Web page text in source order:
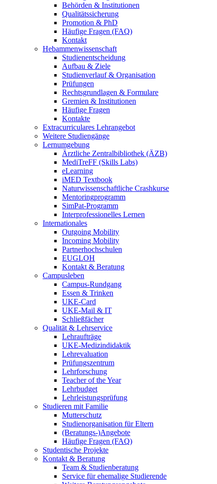
Behörden & Institutionen
Qualitätssicherung
Promotion & PhD
Häufige Fragen (FAQ)
Kontakt
Hebammenwissenschaft
Studienentscheidung
Aufbau & Ziele
Studienverlauf & Organisation
Prüfungen
Rechtsgrundlagen & Formulare
Gremien & Institutionen
Häufige Fragen
Kontakte
Extracurriculares Lehrangebot
Weitere Studiengänge
Lernumgebung
Ärztliche Zentralbibliothek (ÄZB)
MediTreFF (Skills Labs)
eLearning
iMED Textbook
Naturwissenschaftliche Crashkurse
Mentoringprogramm
SimPat-Programm
Interprofessionelles Lernen
Internationales
Outgoing Mobility
Incoming Mobility
Partnerhochschulen
EUGLOH
Kontakt & Beratung
Campusleben
Campus-Rundgang
Essen & Trinken
UKE-Card
UKE-Mail & IT
Schließfächer
Qualität & Lehrservice
Lehraufträge
UKE-Medizindidaktik
Lehrevaluation
Prüfungszentrum
Lehrforschung
Teacher of the Year
Lehrbudget
Lehrleistungsprüfung
Studieren mit Familie
Mutterschutz
Studienorganisation für Eltern
(Beratungs-)Angebote
Häufige Fragen (FAQ)
Studentische Projekte
Kontakt & Beratung
Team & Studienberatung
Service für ehemalige Studierende